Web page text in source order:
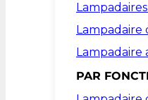
Lampadaire
Lampadaire
PAR